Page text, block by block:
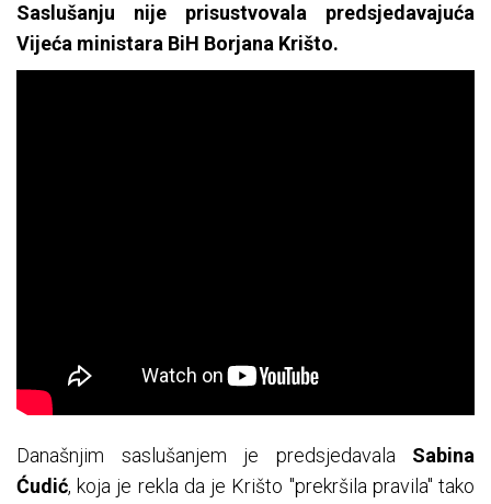
Saslušanju nije prisustvovala predsjedavajuća
Vijeća ministara BiH Borjana Krišto.
Današnjim saslušanjem je predsjedavalaSabina
Ćudić, koja je rekla da je Krišto "prekršila pravila" tako